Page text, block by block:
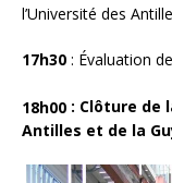
l’Université des
17h30 : Évaluation
18h00 : Clôture de
Antilles et de la